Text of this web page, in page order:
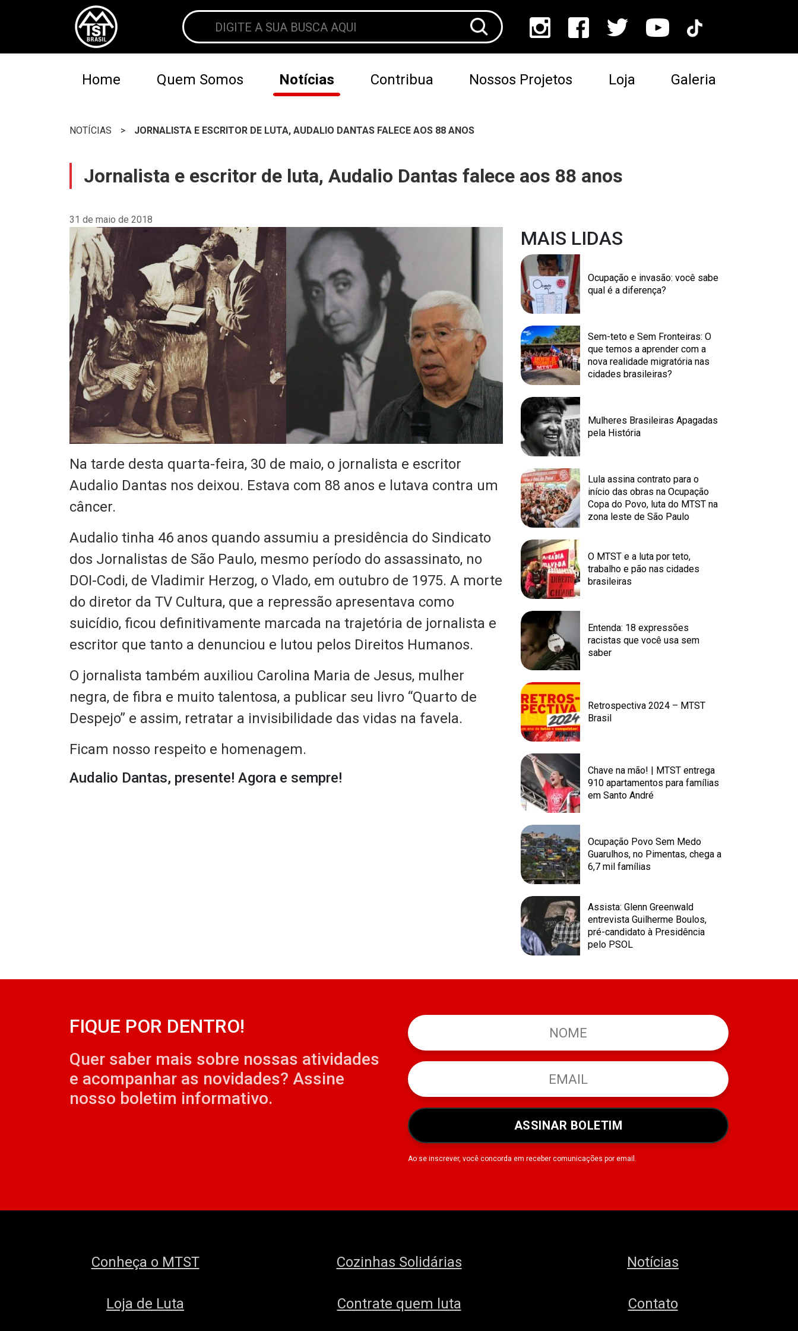
Home Quem Somos Notícias Contribua Nossos Projetos Loja Galeria
NOTÍCIAS > JORNALISTA E ESCRITOR DE LUTA, AUDALIO DANTAS FALECE AOS 88 ANOS
Jornalista e escritor de luta, Audalio Dantas falece aos 88 anos
31 de maio de 2018
Na tarde desta quarta-feira, 30 de maio, o jornalista e escritor
Audalio Dantas nos deixou. Estava com 88 anos e lutava contra um
câncer.
Audalio tinha 46 anos quando assumiu a presidência do Sindicato
dos Jornalistas de São Paulo, mesmo período do assassinato, no
DOI-Codi, de Vladimir Herzog, o Vlado, em outubro de 1975. A morte
do diretor da TV Cultura, que a repressão apresentava como
suicídio, ficou definitivamente marcada na trajetória de jornalista e
escritor que tanto a denunciou e lutou pelos Direitos Humanos.
O jornalista também auxiliou Carolina Maria de Jesus, mulher
negra, de fibra e muito talentosa, a publicar seu livro “Quarto de
Despejo” e assim, retratar a invisibilidade das vidas na favela.
Ficam nosso respeito e homenagem.
Audalio Dantas, presente! Agora e sempre!
MAIS LIDAS
Ocupação e invasão: você sabe
qual é a diferença?
Sem-teto e Sem Fronteiras: O
que temos a aprender com a
nova realidade migratória nas
cidades brasileiras?
Mulheres Brasileiras Apagadas
pela História
Lula assina contrato para o
início das obras na Ocupação
Copa do Povo, luta do MTST na
zona leste de São Paulo
O MTST e a luta por teto,
trabalho e pão nas cidades
brasileiras
Entenda: 18 expressões
racistas que você usa sem
saber
Retrospectiva 2024 – MTST
Brasil
Chave na mão! | MTST entrega
910 apartamentos para famílias
em Santo André
Ocupação Povo Sem Medo
Guarulhos, no Pimentas, chega a
6,7 mil famílias
Assista: Glenn Greenwald
entrevista Guilherme Boulos,
pré-candidato à Presidência
pelo PSOL
FIQUE POR DENTRO!
Quer saber mais sobre nossas atividades
e acompanhar as novidades? Assine
nosso boletim informativo.
ASSINAR BOLETIM
Ao se inscrever, você concorda em receber comunicações por email.
Conheça o MTST
Loja de Luta
Cozinhas Solidárias
Contrate quem luta
Notícias
Contato